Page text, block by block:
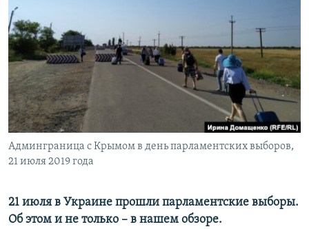
СОВЕТЫ ПРАВОЗАЩИТНИКОВ
ПРОПАВШИЕ БЕЗ ВЕСТИ
ПОБЕДИТЕЛЕЙ НЕ СУДЯТ?
КРЫМ.НЕПОКОРЕННЫЙ
ELIFBE
УКРАИНСКАЯ ПРОБЛЕМА КРЫМА
Українською
Qırımtatar
ПРИСОЕДИНЯЙТЕСЬ!
Все сайты RFE/RL
Админграница с Крымом в день парламентских выборов,
21 июля 2019 года
21 июля в Украине прошли парламентские выборы.
Об этом и не только – в нашем обзоре.